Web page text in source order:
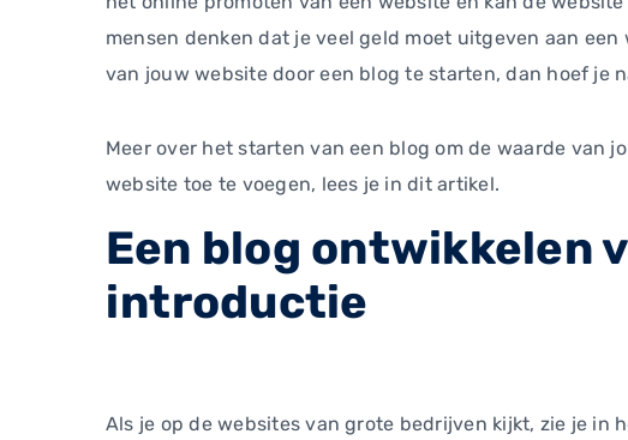
mensen denken dat je veel geld moet uitgeven aan
van jouw website door een blog te starten, dan hoef je
Meer over het starten van een blog om de waarde van
website toe te voegen, lees je in dit artikel.
Een blog ontwikkelen
introductie
Als je op de websites van grote bedrijven kijkt, zie je in